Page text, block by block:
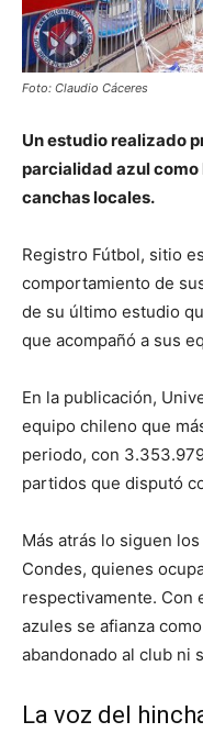
Foto: Claudio Cáceres
Un estudio realizado
parcialidad azul como
canchas locales.
Registro Fútbol, sitio
comportamiento de
de su último estudio
que acompañó a sus
En la publicación,
equipo chileno que
periodo, con
partidos que disputó
Más atrás lo siguen
Condes, quienes
respectivamente. Con
azules se afianza
abandonado al club ni
La voz del